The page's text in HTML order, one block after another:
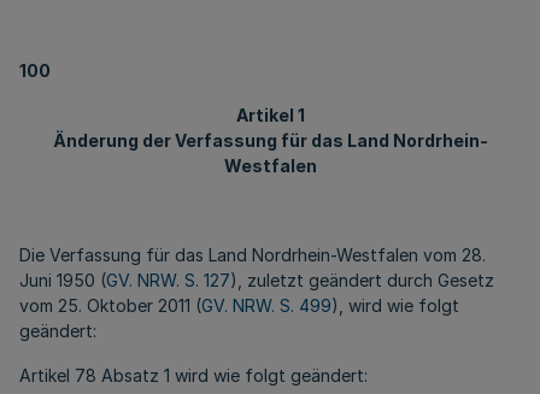
100
Artikel 1
Änderung der Verfassung für das Land Nordrhein-
Westfalen
Die Verfassung für das Land Nordrhein-Westfalen vom 28.
Juni 1950 (GV. NRW. S. 127), zuletzt geändert durch Gesetz
vom 25. Oktober 2011 (GV. NRW. S. 499), wird wie folgt
geändert:
Artikel 78 Absatz 1 wird wie folgt geändert: